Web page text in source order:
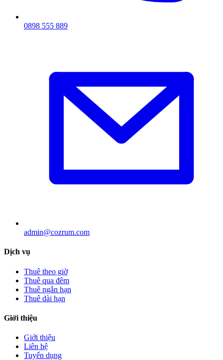
0898 555 889
admin@cozrum.com
Dịch vụ
Thuê theo giờ
Thuê qua đêm
Thuê ngắn hạn
Thuê dài hạn
Giới thiệu
Giới thiệu
Liên hệ
Tuyển dụng